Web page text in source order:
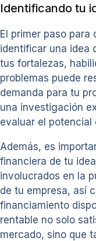
Identificando tu
El primer paso para
identificar una idea
tus fortalezas,
problemas puede
demanda para tu
una investigación
evaluar el potencial
Además, es
financiera de tu
involucrados en la
de tu empresa, así
financiamiento
rentable no solo
mercado, sino que